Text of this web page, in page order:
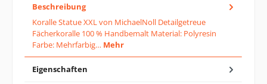
Beschreibung
Koralle Statue XXL von MichaelNoll Detailgetreue
Fächerkoralle 100 % Handbemalt Material: Polyresin
Farbe: Mehrfarbig… Mehr
Eigenschaften